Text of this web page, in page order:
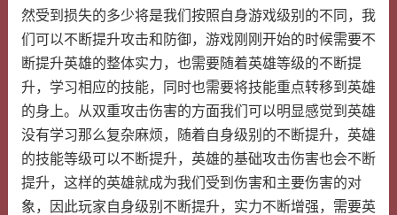
然受到损失的多少将是我们按照自身游戏级别的不同，我
们可以不断提升攻击和防御，游戏刚刚开始的时候需要不
断提升英雄的整体实力，也需要随着英雄等级的不断提
升，学习相应的技能，同时也需要将技能重点转移到英雄
的身上。从双重攻击伤害的方面我们可以明显感觉到英雄
没有学习那么复杂麻烦，随着自身级别的不断提升，英雄
的技能等级可以不断提升，英雄的基础攻击伤害也会不断
提升，这样的英雄就成为我们受到伤害和主要伤害的对
象，因此玩家自身级别不断提升，实力不断增强，需要英